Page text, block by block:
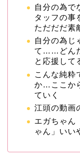
自分の為で
タッフの事
ただだだ素
自分の為じ
て……どん
と応援して
こんな純粋
か…ここか
ていく
江頭の動画
エガちゃん
ゃん」いい